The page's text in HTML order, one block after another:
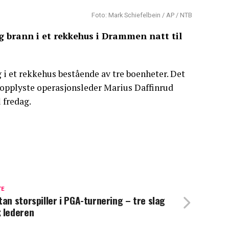
Foto: Mark Schiefelbein / AP / NTB
brann i et rekkehus i Drammen natt til
et rekkehus bestående av tre boenheter. Det
operasjonsleder Marius Daffinrud
storspiller i PGA-turnering – tre slag
lederen